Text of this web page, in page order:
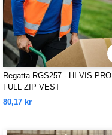
Regatta RGS257 - HI-VIS PRO
FULL ZIP VEST
80,17 kr